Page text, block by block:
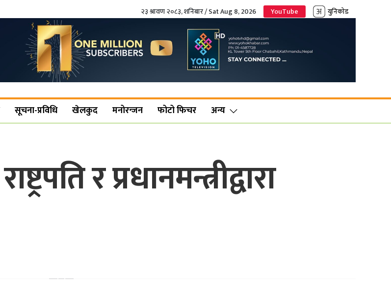
२३ श्रावण २०८३, शनिबार / Sat Aug 8, 2026 YouTube युनिकोड
सूचना-प्रविधि खेलकुद मनोरन्जन फोटो फिचर अन्य
र प्रधानमन्त्रीद्वारा